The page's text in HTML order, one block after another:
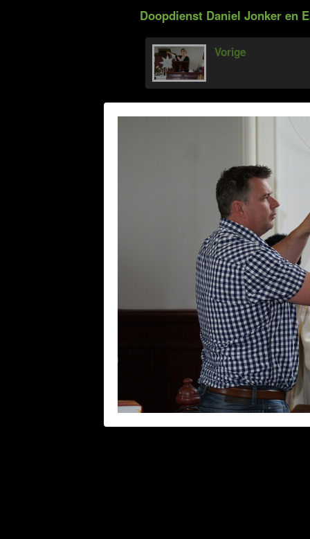
Doopdienst Daniel Jonker en
Vorige